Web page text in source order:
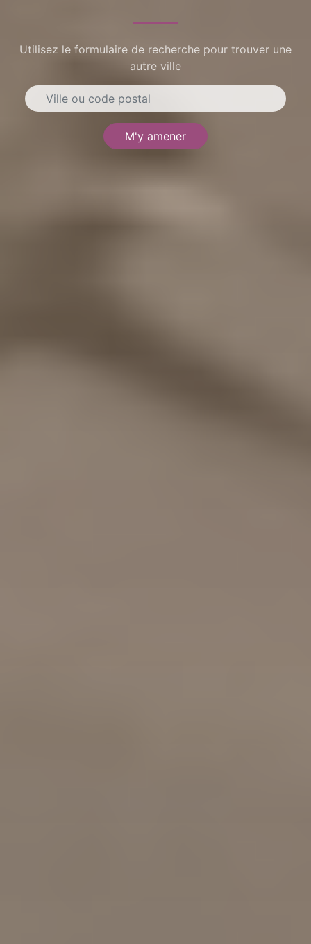
Utilisez le formulaire de recherche pour trouver une
autre ville
M'y amener